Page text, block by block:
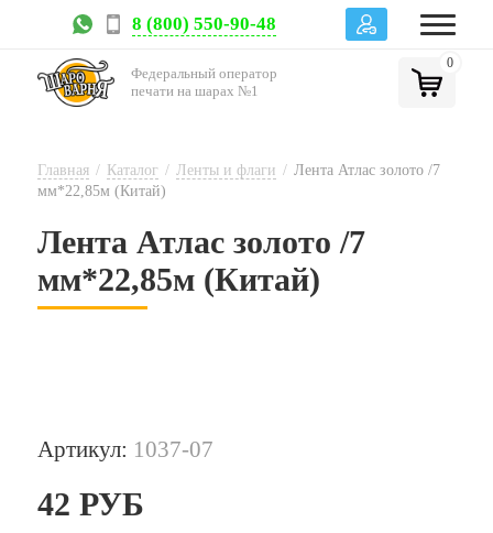
8 (800) 550-90-48
Федеральный оператор
печати на шарах №1
0
Главная / Каталог / Ленты и флаги / Лента Атлас золото /7
мм*22,85м (Китай)
Лента Атлас золото /7
мм*22,85м (Китай)
Артикул: 1037-07
42 РУБ